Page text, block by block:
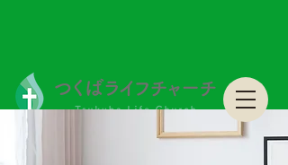
つくばライフチャーチ Tsukuba Life Church
つくばライフチャーチ Tsukuba Life Church